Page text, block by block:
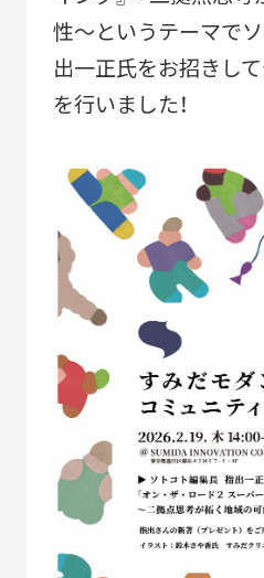
つながる パートナーシップ
つくる フラッグシップ商品開発
台湾・千葉大学連携
LEARN MORE 「すみだモダン」をも
HISTORY
「すみだモダン」の成り立ちと現在
「すみだモダン」ブラ
2010-2018
「すみだモダン」ブラ
2011-2018
性～というテーマで
出一正氏をお招きし
を行いました！